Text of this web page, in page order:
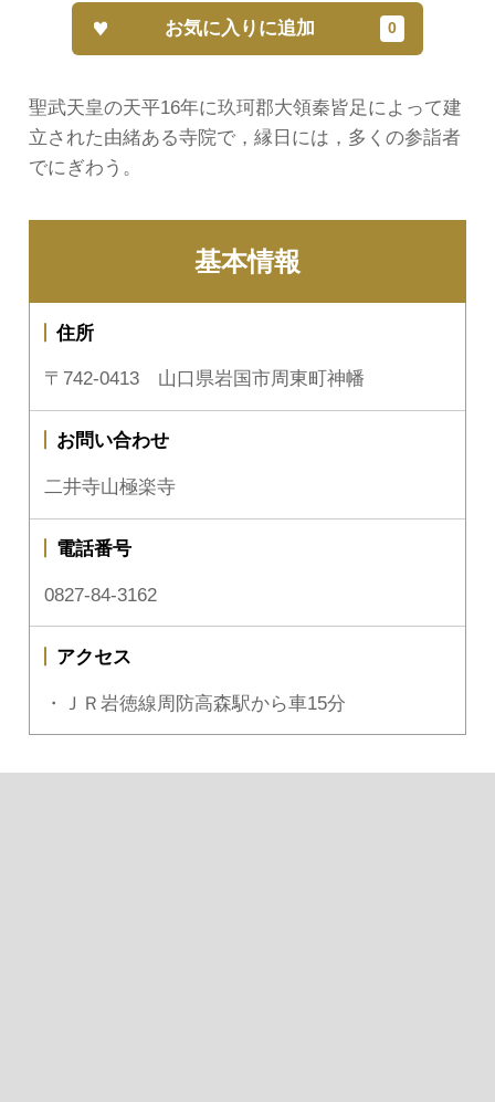
聖武天皇の天平16年に玖珂郡大領秦皆足によって建
立された由緒ある寺院で，縁日には，多くの参詣者
でにぎわう。
お気に入りに追加
基本情報
住所
〒742-0413 山口県岩国市周東町神幡
お問い合わせ
二井寺山極楽寺
電話番号
0827-84-3162
アクセス
・ＪＲ岩徳線周防高森駅から車15分